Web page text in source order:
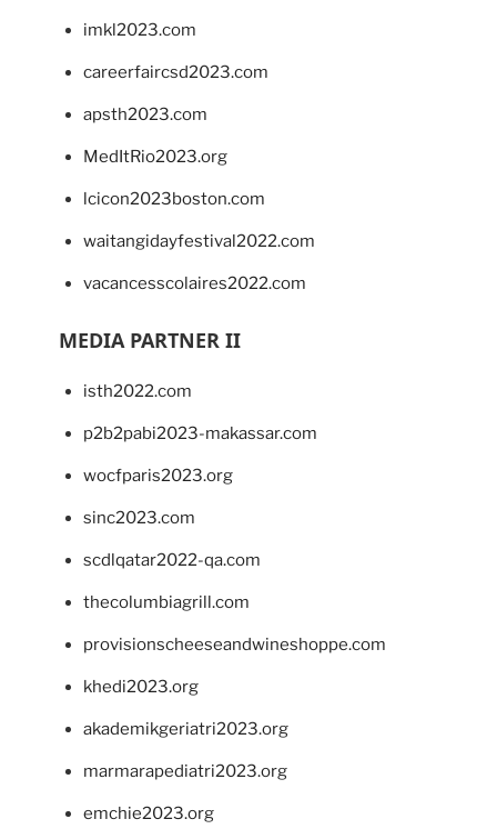
imkl2023.com
careerfaircsd2023.com
apsth2023.com
MedItRio2023.org
lcicon2023boston.com
waitangidayfestival2022.com
vacancesscolaires2022.com
MEDIA PARTNER II
isth2022.com
p2b2pabi2023-makassar.com
wocfparis2023.org
sinc2023.com
scdlqatar2022-qa.com
thecolumbiagrill.com
provisionscheeseandwineshoppe.com
khedi2023.org
akademikgeriatri2023.org
marmarapediatri2023.org
emchie2023.org